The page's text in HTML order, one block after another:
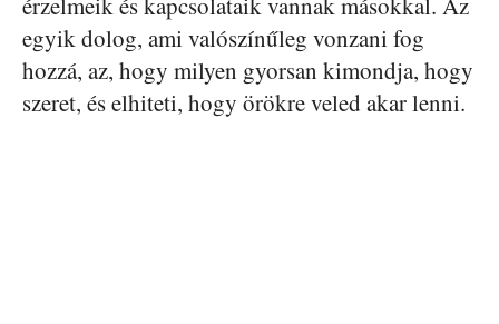
egyik dolog, ami valószínűleg vonzani fog
hozzá, az, hogy milyen gyorsan kimondja, hogy
szeret, és elhiteti, hogy örökre veled akar lenni.